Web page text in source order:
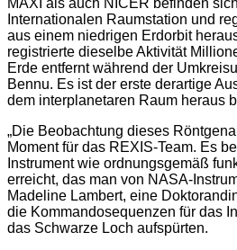
MAXI als auch NICER befinden
Internationalen Raumstation und
aus einem niedrigen Erdorbit
registrierte dieselbe Aktivität
Erde entfernt während der
Bennu. Es ist der erste derartige
dem interplanetaren Raum heraus
„Die Beobachtung dieses
Moment für das REXIS-Team. Es
Instrument wie ordnungsgemäß
erreicht, das man von NASA-
Madeline Lambert, eine
die Kommandosequenzen für das
das Schwarze Loch aufspürten.